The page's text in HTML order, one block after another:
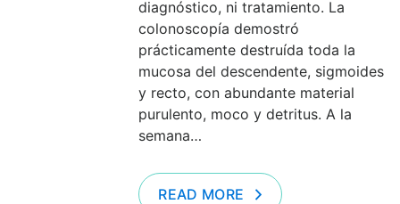
diagnóstico, ni tratamiento. La
colonoscopía demostró
prácticamente destruída toda la
mucosa del descendente, sigmoides
y recto, con abundante material
purulento, moco y detritus. A la
semana…
READ MORE